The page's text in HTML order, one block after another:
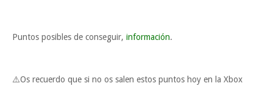
Puntos posibles de conseguir, información.
⚠️Os recuerdo que si no os salen estos puntos hoy en la Xbox